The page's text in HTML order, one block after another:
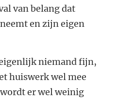
van belang dat
en zijn eigen
niemand fijn,
huiswerk wel mee
er wel weinig